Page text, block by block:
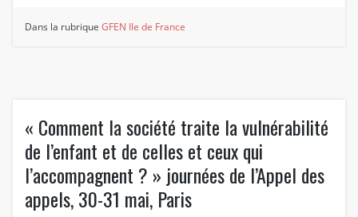
Dans la rubriqueGFEN Ile de France
« Comment la société traite la vulnérabilité
de l’enfant et de celles et ceux qui
l’accompagnent ? » journées de l’Appel des
appels, 30-31 mai, Paris